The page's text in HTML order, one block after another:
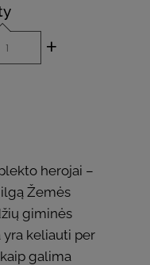
+
herojai –
Žemės
giminės
yra keliauti per
galima